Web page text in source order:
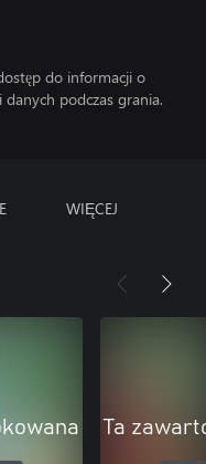
do informacji o
podczas grania.
WIĘCEJ
Ta